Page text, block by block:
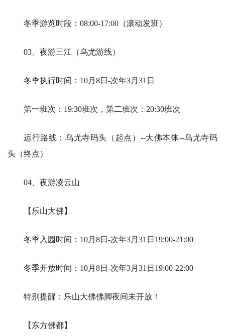
冬季游览时段：08:00-17:00（滚动发班）
03、夜游三江（乌尤游线）
冬季执行时间：10月8日-次年3月31日
第一班次：19:30班次，第二班次：20:30班次
运行路线：乌尤寺码头（起点）--大佛本体--乌尤寺码
头（终点）
04、夜游凌云山
【乐山大佛】
冬季入园时间：10月8日-次年3月31日19:00-21:00
冬季开放时间：10月8日-次年3月31日19:00-22:00
特别提醒：乐山大佛佛脚夜间未开放！
【东方佛都】